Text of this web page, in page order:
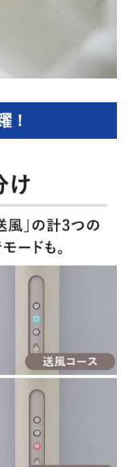
！